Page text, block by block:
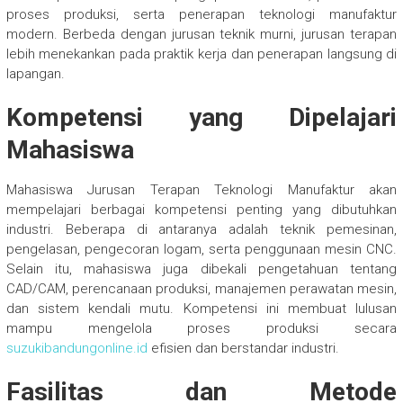
proses produksi, serta penerapan teknologi manufaktur
modern. Berbeda dengan jurusan teknik murni, jurusan terapan
lebih menekankan pada praktik kerja dan penerapan langsung di
lapangan.
Kompetensi yang Dipelajari
Mahasiswa
Mahasiswa Jurusan Terapan Teknologi Manufaktur akan
mempelajari berbagai kompetensi penting yang dibutuhkan
industri. Beberapa di antaranya adalah teknik pemesinan,
pengelasan, pengecoran logam, serta penggunaan mesin CNC.
Selain itu, mahasiswa juga dibekali pengetahuan tentang
CAD/CAM, perencanaan produksi, manajemen perawatan mesin,
dan sistem kendali mutu. Kompetensi ini membuat lulusan
mampu mengelola proses produksi secara
suzukibandungonline.id efisien dan berstandar industri.
Fasilitas dan Metode